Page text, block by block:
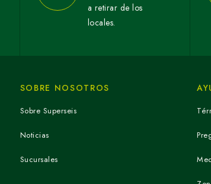
a retirar de los
locales.
SOBRE NOSOTROS
Sobre Superseis
Noticias
Sucursales